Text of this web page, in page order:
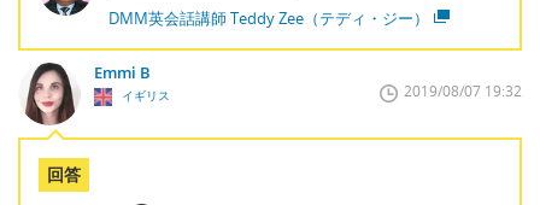
DMM英会話講師 Teddy Zee（テディ・ジー）
Emmi B
イギリス 2019/08/07 19:32
回答